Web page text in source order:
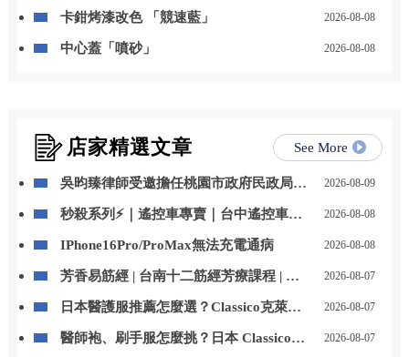
卡鉗烤漆改色 「競速藍」 2026-08-08
中心蓋「噴砂」 2026-08-08
店家精選文章 See More
吳昀臻律師受邀擔任桃園市政府民政局專
2026-08-09
秒殺系列⚡｜遙控車專賣｜台中遙控車專
2026-08-08
IPhone16Pro/ProMax無法充電通病 2026-08-08
芳香易筋經 | 台南十二筋經芳療課程 | 台
2026-08-07
日本醫護服推薦怎麼選？Classico克萊希
2026-08-07
醫師袍、刷手服怎麼挑？日本 Classico克
2026-08-07